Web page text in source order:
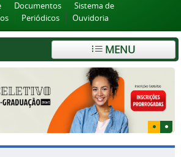
Documentos
Sistema de
Periódicos Ouvidoria
MENU